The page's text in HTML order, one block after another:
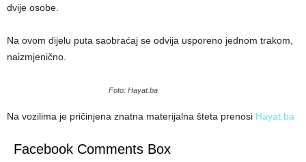
dvije osobe.
Na ovom dijelu puta saobraćaj se odvija usporeno jednom trakom,
naizmjenično.
Foto: Hayat.ba
Na vozilima je pričinjena znatna materijalna šteta prenosi Hayat.ba
Facebook Comments Box